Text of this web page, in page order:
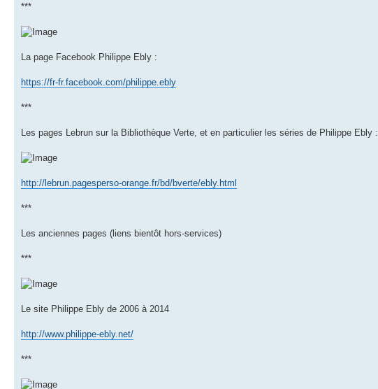
***
La page Facebook Philippe Ebly :
https://fr-fr.facebook.com/philippe.ebly
***
Les pages Lebrun sur la Bibliothèque Verte, et en particulier les séries de Philippe Ebly :
http://lebrun.pagesperso-orange.fr/bd/bverte/ebly.html
***
Les anciennes pages (liens bientôt hors-services)
***
Le site Philippe Ebly de 2006 à 2014
http://www.philippe-ebly.net/
***